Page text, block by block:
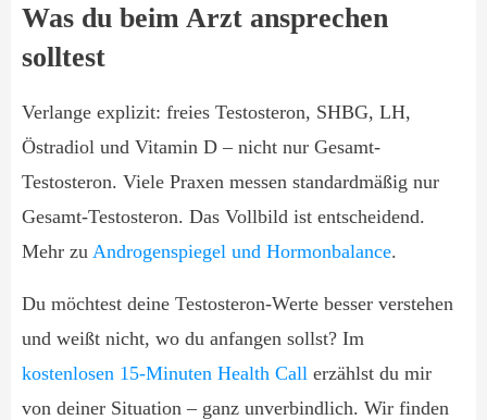
Was du beim Arzt ansprechen
solltest
Verlange explizit: freies Testosteron, SHBG, LH,
Östradiol und Vitamin D – nicht nur Gesamt-
Testosteron. Viele Praxen messen standardmäßig nur
Gesamt-Testosteron. Das Vollbild ist entscheidend.
Mehr zu Androgenspiegel und Hormonbalance.
Du möchtest deine Testosteron-Werte besser verstehen
und weißt nicht, wo du anfangen sollst? Im
kostenlosen 15-Minuten Health Call erzählst du mir
von deiner Situation – ganz unverbindlich. Wir finden